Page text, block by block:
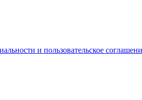
и пользовательское